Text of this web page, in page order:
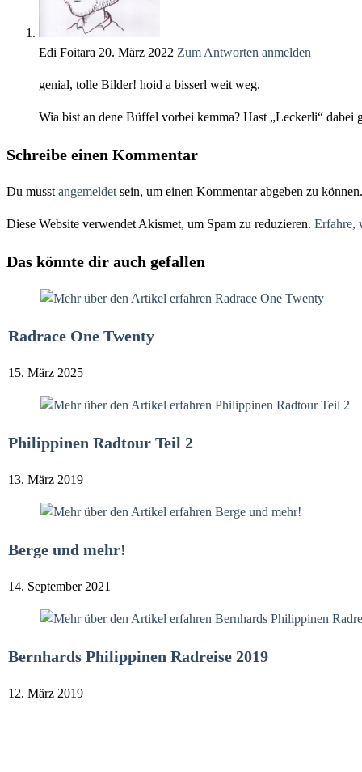
Edi Foitara 20. März 2022 Zum Antworten anmelden
genial, tolle Bilder! hoid a bisserl weit weg.
Wia bist an dene Büffel vorbei kemma? Hast „Leckerli“ dabei
Schreibe einen Kommentar
Du musst angemeldet sein, um einen Kommentar abgeben zu können.
Diese Website verwendet Akismet, um Spam zu reduzieren. Erfahre,
Das könnte dir auch gefallen
Radrace One Twenty
15. März 2025
Philippinen Radtour Teil 2
13. März 2019
Berge und mehr!
14. September 2021
Bernhards Philippinen Radreise 2019
12. März 2019